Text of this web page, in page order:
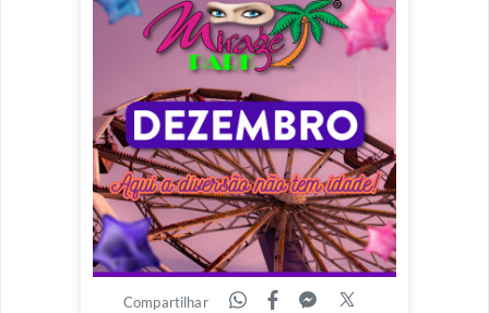
Compartilhar